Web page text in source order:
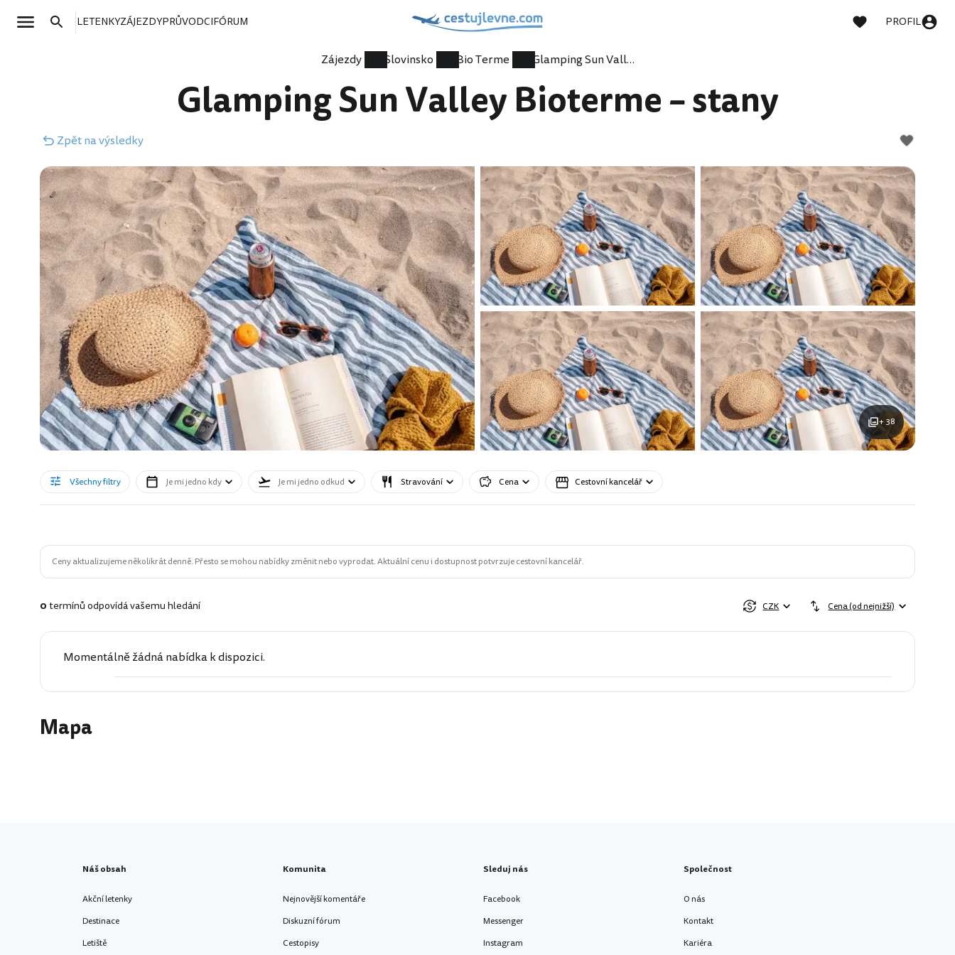
LETENKYZÁJEZDYPRŮVODCIFÓRUM PROFIL
Zájezdy Slovinsko Bio Terme Glamping Sun Valley Bioterme – stany
Glamping Sun Valley Bioterme – stany
Zpětna výsledky
+ 38
Všechny filtry Je mi jedno kdy Je mi jedno odkud Stravování Cena Cestovní kancelář
Ceny aktualizujeme několikrát denně. Přesto se mohou nabídky změnit nebo vyprodat. Aktuální cenu i dostupnost potvrzuje cestovní kancelář.
0termínů odpovídá vašemu hledání CZK Cena (od nejnižší)
Momentálně žádná nabídka k dispozici.
Mapa
Náš obsah
Akční letenky
Destinace
Letiště
Komunita
Nejnovější komentáře
Diskuzní fórum
Cestopisy
Sleduj nás
Facebook
Messenger
Instagram
Společnost
O nás
Kontakt
Kariéra